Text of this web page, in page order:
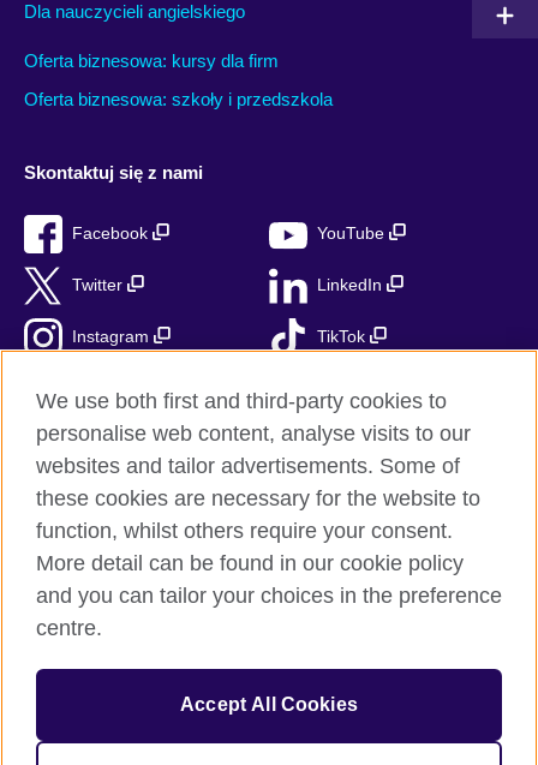
Dla nauczycieli angielskiego
Oferta biznesowa: kursy dla firm
Oferta biznesowa: szkoły i przedszkola
Skontaktuj się z nami
Facebook YouTube
Twitter LinkedIn
Instagram TikTok
British Council globalnie
Prywatność i warunki użytkowania
Mapa strony
© 2026 British Council
British Council jest międzynarodową organizacją reprezentującą
We use both first and third-party cookies to
personalise web content, analyse visits to our
websites and tailor advertisements. Some of
these cookies are necessary for the website to
function, whilst others require your consent.
More detail can be found in our cookie policy
and you can tailor your choices in the preference
centre.
Accept All Cookies